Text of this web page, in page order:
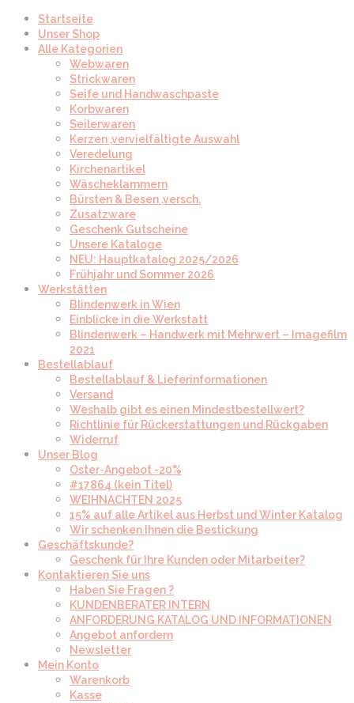
Startseite
Unser Shop
Alle Kategorien
Webwaren
Strickwaren
Seife und Handwaschpaste
Korbwaren
Seilerwaren
Kerzen ,vervielfältigte Auswahl
Veredelung
Kirchenartikel
Wäscheklammern
Bürsten & Besen ,versch.
Zusatzware
Geschenk Gutscheine
Unsere Kataloge
NEU: Hauptkatalog 2025/2026
Frühjahr und Sommer 2026
Werkstätten
Blindenwerk in Wien
Einblicke in die Werkstatt
Blindenwerk – Handwerk mit Mehrwert – Imagefilm
2021
Bestellablauf
Bestellablauf & Lieferinformationen
Versand
Weshalb gibt es einen Mindestbestellwert?
Richtlinie für Rückerstattungen und Rückgaben
Widerruf
Unser Blog
Oster-Angebot -20%
#17864 (kein Titel)
WEIHNACHTEN 2025
15% auf alle Artikel aus Herbst und Winter Katalog
Wir schenken Ihnen die Bestickung
Geschäftskunde?
Geschenk für Ihre Kunden oder Mitarbeiter?
Kontaktieren Sie uns
Haben Sie Fragen ?
KUNDENBERATER INTERN
ANFORDERUNG KATALOG UND INFORMATIONEN
Angebot anfordern
Newsletter
Mein Konto
Warenkorb
Kasse